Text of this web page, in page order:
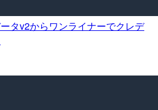
タv2からワンライナーでクレデ